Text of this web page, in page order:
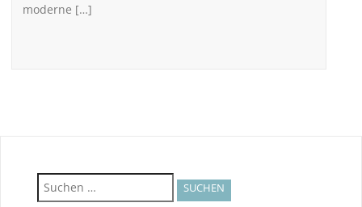
moderne […]
Suchen
nach: